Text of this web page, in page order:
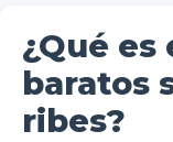
¿Qué
baratos
ribes?